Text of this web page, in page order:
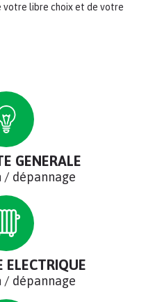
votre libre choix et de votre
GENERALE
dépannage
ELECTRIQUE
dépannage